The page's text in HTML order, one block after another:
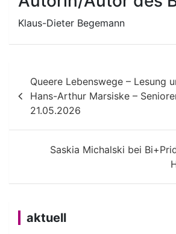
Klaus-Dieter Begemann
Beitragsnavigation
Queere Lebenswege – Lesung
Hans-Arthur Marsiske –
21.05.2026
Saskia Michalski bei
aktuell